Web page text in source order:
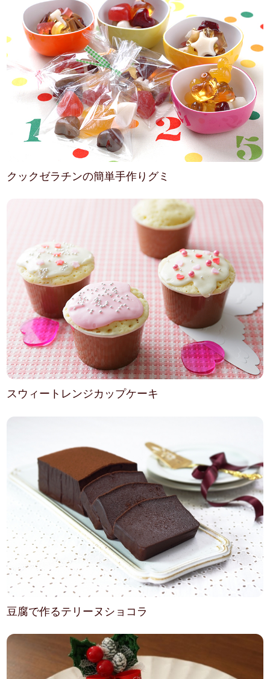
クックゼラチンの簡単手作りグミ
スウィートレンジカップケーキ
豆腐で作るテリーヌショコラ